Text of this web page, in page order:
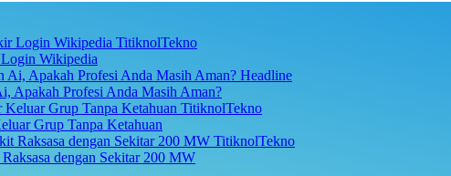
TitiknolTekno
Login Wikipedia
Headline
Apakah Profesi Anda Masih Aman?
TitiknolTekno
Grup Tanpa Ketahuan
TitiknolTekno
dengan Sekitar 200 MW